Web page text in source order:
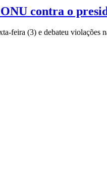
contra o
feira (3) e debateu violações